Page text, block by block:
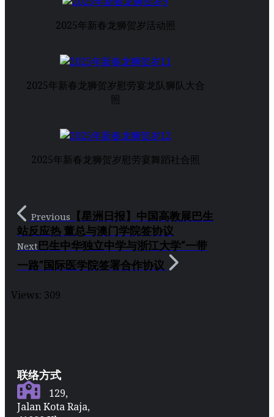
2025年新春龙狮贺岁活动照
2025年新春龙狮贺岁慰劳宴龙队狮队大合
照
2025年新春龙狮贺岁慰劳宴舞蹈社合照
Previous 【星洲日报】中国高教展巴生
站反应热 董总与澳门学院签协议
Next 巴生中华独立中学与浙江大学“一带
一路”国际医学院签署合作协议
Views: 309
联络方式
129,
Jalan Kota Raja,